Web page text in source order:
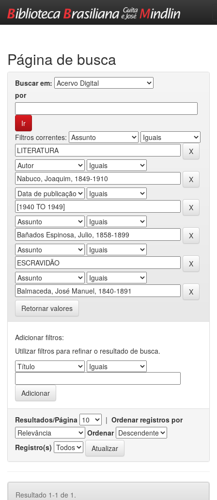
Página de busca
Buscar em:
por
Filtros correntes:
Retornar valores
Adicionar filtros:
Utilizar filtros para refinar o resultado de busca.
Resultados/Página | Ordenar registros por
Ordenar
Registro(s)
Resultado 1-1 de 1.